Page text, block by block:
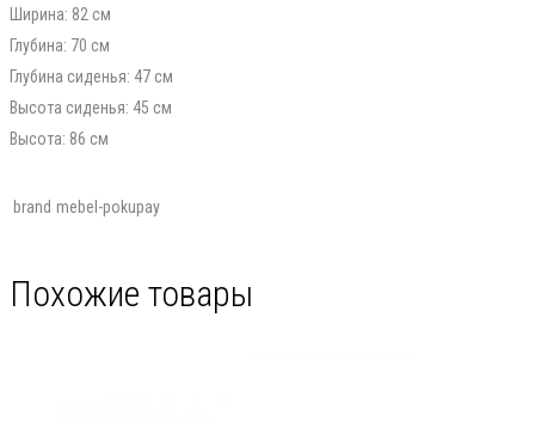
Ширина: 82 см
Глубина: 70 см
Глубина сиденья: 47 см
Высота сиденья: 45 см
Высота: 86 см
brand mebel-pokupay
Похожие товары